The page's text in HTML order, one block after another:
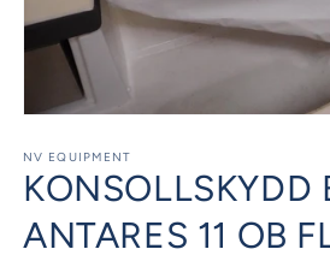
1
i
modalfönster
NV EQUIPMENT
KONSOLLSKYDD
ANTARES 11 OB